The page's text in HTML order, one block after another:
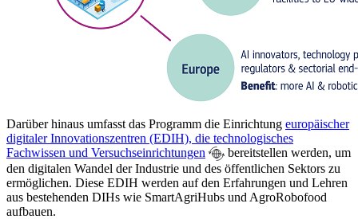
Darüber hinaus umfasst das Programm die Einrichtung europäischer
digitaler Innovationszentren (EDIH), die technologisches
Fachwissen und Versuchseinrichtungen
bereitstellen werden, um
den digitalen Wandel der Industrie und des öffentlichen Sektors zu
ermöglichen. Diese EDIH werden auf den Erfahrungen und Lehren
aus bestehenden DIHs wie SmartAgriHubs und AgroRobofood
aufbauen.